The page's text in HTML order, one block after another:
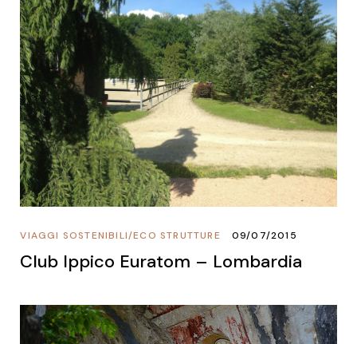
ECO STRUTTURE
/
VIAGGI SOSTENIBILI 09/07/2015
Club Ippico Euratom – Lombardia